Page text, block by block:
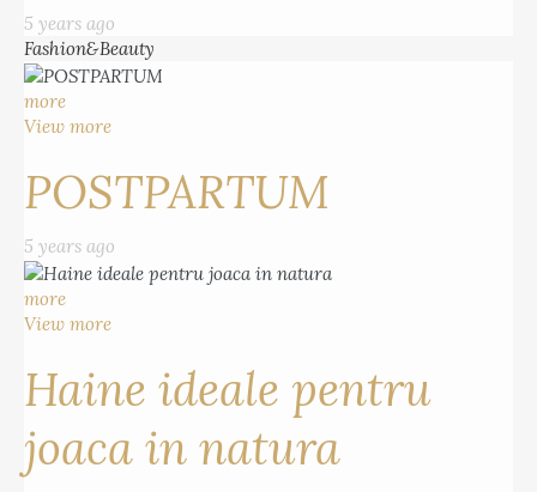
5 years ago
Fashion&Beauty
more
View more
POSTPARTUM
5 years ago
more
View more
Haine ideale pentru
joaca in natura